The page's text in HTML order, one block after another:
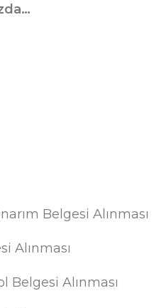
Belgesi Alınması
Alınması
Belgesi Alınması